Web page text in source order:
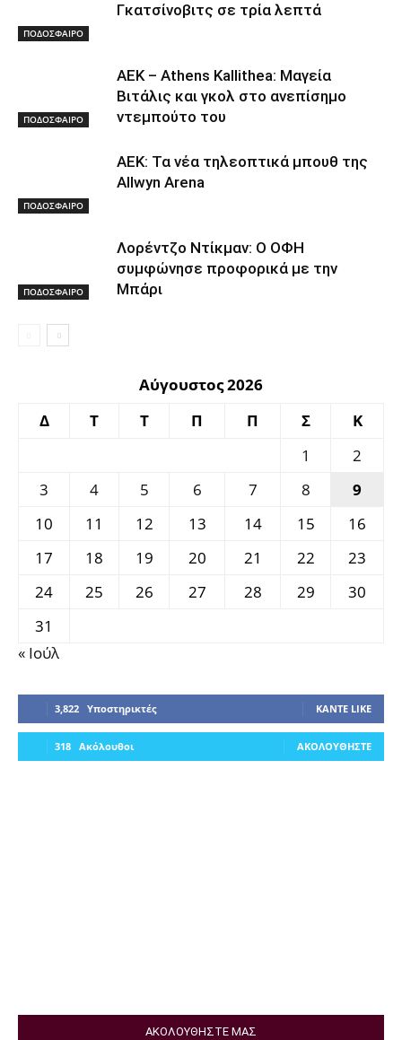
ΠΟΔΟΣΦΑΙΡΟ
Γκατσίνοβιτς σε τρία λεπτά
ΠΟΔΟΣΦΑΙΡΟ
ΑΕΚ – Athens Kallithea: Μαγεία
Βιτάλις και γκολ στο ανεπίσημο
ντεμπούτο του
ΠΟΔΟΣΦΑΙΡΟ
ΑΕΚ: Τα νέα τηλεοπτικά μπουθ της
Allwyn Arena
ΠΟΔΟΣΦΑΙΡΟ
Λορέντζο Ντίκμαν: Ο ΟΦΗ
συμφώνησε προφορικά με την
Μπάρι
Αύγουστος 2026
Δ
Τ Τ Π Π Σ
Κ
1
2
3
4 5 6 7 8
9
10
11 12 13 14 15
16
17
18 19 20 21 22
23
24
25 26 27 28 29
30
31
« Ιούλ
3,822 Υποστηρικτές ΚΆΝΤΕ LIKE
318 Ακόλουθοι ΑΚΟΛΟΥΘΉΣΤΕ
ΑΚΟΛΟΥΘΗΣΤΕ ΜΑΣ